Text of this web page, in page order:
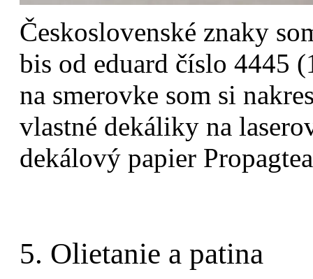
Československé znaky
bis od eduard číslo 4445
na smerovke som si
vlastné dekáliky na
dekálový papier
5. Olietanie a patina